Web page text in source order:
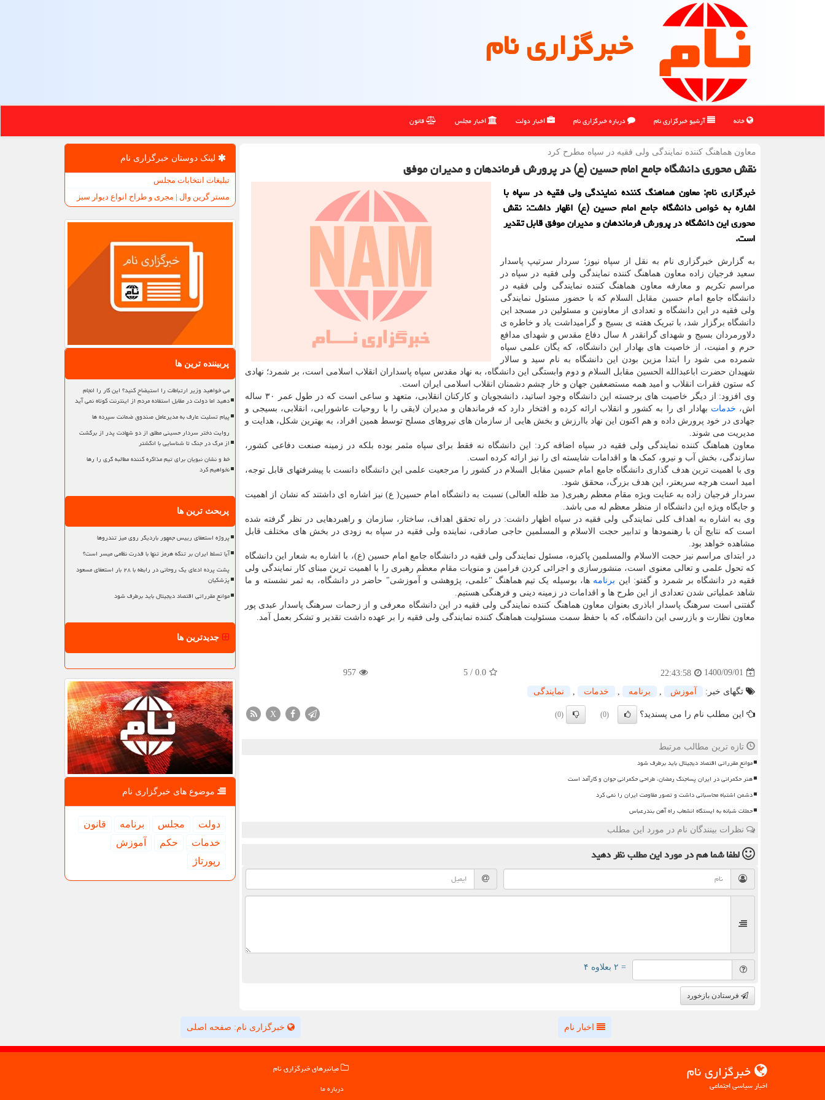
خبرگزاری نام
خانه آرشیو خبرگزاری نام درباره خبرگزاری نام اخبار دولت اخبار مجلس قانون
معاون هماهنگ كننده نمایندگی ولی فقیه در سپاه مطرح كرد
نقش محوری دانشگاه جامع امام حسین (ع) در پرورش فرماندهان و مدیران موفق
خبرگزاری نام: معاون هماهنگ کننده نمایندگی ولی فقیه در سپاه با
اشاره به خواص دانشگاه جامع امام حسین (ع) اظهار داشت: نقش
محوری این دانشگاه در پرورش فرماندهان و مدیران موفق قابل تقدیر
است.
به گزارش خبرگزاری نام به نقل از سپاه نیوز؛ سردار سرتیپ پاسدار
سعید فرجیان زاده معاون هماهنگ کننده نمایندگی ولی فقیه در سپاه در
مراسم تکریم و معارفه معاون هماهنگ کننده نمایندگی ولی فقیه در
دانشگاه جامع امام حسین مقابل السلام که با حضور مسئول نمایندگی
ولی فقیه در این دانشگاه و تعدادی از معاونین و مسئولین در مسجد این
دانشگاه برگزار شد، با تبریک هفته ی بسیج و گرامیداشت یاد و خاطره ی
دلاورمردان بسیج و شهدای گرانقدر ۸ سال دفاع مقدس و شهدای مدافع
حرم و امنیت، از خاصیت های بهادار این دانشگاه، که یگان علمی سپاه
شمرده می شود را ابتدا مزین بودن این دانشگاه به نام سید و سالار
شهیدان حضرت اباعبدالله الحسین مقابل السلام و دوم وابستگی این دانشگاه، به نهاد مقدس سپاه پاسداران انقلاب اسلامی است، بر شمرد؛ نهادی
که ستون فقرات انقلاب و امید همه مستضعفین جهان و خار چشم دشمنان انقلاب اسلامی ایران است.
وی افزود: از دیگر خاصیت های برجسته این دانشگاه وجود اساتید، دانشجویان و کارکنان انقلابی، متعهد و ساعی است که در طول عمر ۳۰ ساله
اش، خدمات بهادار ای را به کشور و انقلاب ارائه کرده و افتخار دارد که فرماندهان و مدیران لایقی را با روحیات عاشورایی، انقلابی، بسیجی و
جهادی در خود پرورش داده و هم اکنون این نهاد باارزش و بخش هایی از سازمان های نیروهای مسلح توسط همین افراد، به بهترین شکل، هدایت و
مدیریت می شوند.
معاون هماهنگ کننده نمایندگی ولی فقیه در سپاه اضافه کرد: این دانشگاه نه فقط برای سپاه مثمر بوده بلکه در زمینه صنعت دفاعی کشور،
سازندگی، بخش آب و نیرو، کمک ها و اقدامات شایسته ای را نیز ارائه کرده است.
وی با اهمیت ترین هدف گذاری دانشگاه جامع امام حسین مقابل السلام در کشور را مرجعیت علمی این دانشگاه دانست با پیشرفتهای قابل توجه،
امید است هرچه سریعتر، این هدف بزرگ، محقق شود.
سردار فرجیان زاده به عنایت ویژه مقام معظم رهبری( مد ظله العالی) نسبت به دانشگاه امام حسین( ع) نیز اشاره ای داشتند که نشان از اهمیت
و جایگاه ویژه این دانشگاه از منظر معظم له می باشد.
وی به اشاره به اهداف کلی نمایندگی ولی فقیه در سپاه اظهار داشت: در راه تحقق اهداف، ساختار، سازمان و راهبردهایی در نظر گرفته شده
است که نتایج آن با رهنمودها و تدابیر حجت الاسلام و المسلمین حاجی صادقی، نماینده ولی فقیه در سپاه به زودی در بخش های مختلف قابل
مشاهده خواهد بود.
در ابتدای مراسم نیز حجت الاسلام والمسلمین پاکیزه، مسئول نمایندگی ولی فقیه در دانشگاه جامع امام حسین (ع)، با اشاره به شعار این دانشگاه
که تحول علمی و تعالی معنوی است، منشورسازی و اجرائی کردن فرامین و منویات مقام معظم رهبری را با اهمیت ترین مبنای کار نمایندگی ولی
فقیه در دانشگاه بر شمرد و گفتو: این برنامه ها، بوسیله یک تیم هماهنگ "علمی، پژوهشی و آموزشی" حاضر در دانشگاه، به ثمر نشسته و ما
شاهد عملیاتی شدن تعدادی از این طرح ها و اقدامات در زمینه دینی و فرهنگی هستیم.
گفتنی است سرهنگ پاسدار اباذری بعنوان معاون هماهنگ کننده نمایندگی ولی فقیه در این دانشگاه معرفی و از زحمات سرهنگ پاسدار عبدی پور
معاون نظارت و بازرسی این دانشگاه، که با حفظ سمت مسئولیت هماهنگ کننده نمایندگی ولی فقیه را بر عهده داشت تقدیر و تشکر بعمل آمد.
1400/09/01
22:43:58
0.0
/
5
957
تگهای خبر: آموزش برنامه خدمات نمایندگی
این مطلب نام را می پسندید؟ (0)
(0)
X
تازه ترین مطالب مرتبط
موانع مقرراتی اقتصاد دیجیتال باید برطرف شود
هنر حکمرانی در ایران پساجنگ رمضان، طراحی حکمرانی جوان و کارآمد است
دشمن اشتباه محاسباتی داشت و تصور مقاومت ایران را نمی کرد
حملات شبانه به ایستگاه انشعاب راه آهن بندرعباس
نظرات بینندگان نام در مورد این مطلب
لطفا شما همدر مورد این مطلبنظر دهید
= ۲ بعلاوه ۴
فرستادن بازخورد
لینک دوستان خبرگزاری نام
تبلیغات انتخابات مجلس
مستر گرین وال | مجری و طراح انواع دیوار سبز
پربیننده ترین ها
می خواهید وزیر ارتباطات را استیضاح کنید؟ این کار را انجام
دهید اما دولت در مقابل استفاده مردم از اینترنت کوتاه نمی آید
پیام تسلیت عارف به مدیرعامل صندوق ضمانت سپرده ها
روایت دختر سردار حسینی مطلق از دو شهادت پدر از برگشت
از مرگ در جنگ تا شناسایی با انگشتر
خط و نشان نبویان برای تیم مذاکره کننده مطالبه گری را رها
نخواهیم کرد
پربحث ترین ها
پروژه استعفای رییس جمهور باردیگر روی میز تندروها
آیا تسلط ایران بر تنگه هرمز تنها با قدرت نظامی میسر است؟
پشت پرده ادعای یک روحانی در رابطه با ۲۸ بار استعفای مسعود
پزشکیان
موانع مقرراتی اقتصاد دیجیتال باید برطرف شود
جدیدترین ها
موضوع های خبرگزاری نام
دولت مجلس برنامه
قانون
خدمات
حكم
آموزش
رپورتاژ
اخبار نام خبرگزاری نام: صفحه اصلی
خبرگزاری نام
اخبار سیاسی اجتماعی
میانبرهای خبرگزاری نام
درباره ما